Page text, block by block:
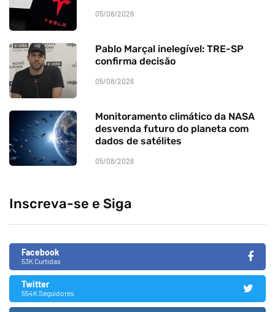
05/08/2026
Pablo Marçal inelegível: TRE-SP
confirma decisão
05/08/2026
Monitoramento climático da NASA
desvenda futuro do planeta com
dados de satélites
05/08/2026
Inscreva-se e Siga
Facebook
53K Curtidas
Twitter
554K Seguidores